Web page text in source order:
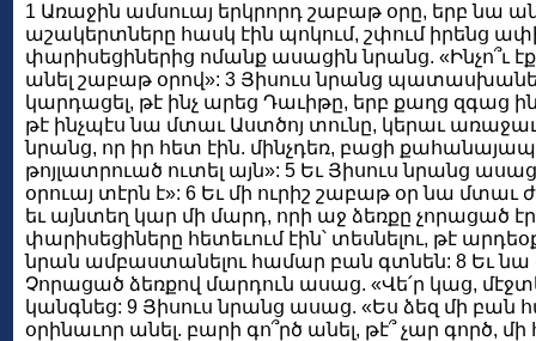
1 Առաջին ամսուայ երկրորդ շաբաթ օրը, երբ նա
աշակերտները հասկ էին պոկում, շփում իրենց ափի
փարիսեցիներից ոմանք ասացին նրանց. «Ինչո՞ւ էք
անել շաբաթ օրով»: 3 Յիսուս նրանց
կարդացել, թէ ինչ արեց Դաւիթը, երբ քաղց զգաց
թէ ինչպէս նա մտաւ Աստծոյ տունը, կերաւ
նրանց, որ իր հետ էին. մինչդեռ, բացի
թոյլատրուած ուտել այն»: 5 Եւ Յիսուս նրանց
օրուայ տէրն է»: 6 Եւ մի ուրիշ շաբաթ օր նա մտաւ
եւ այնտեղ կար մի մարդ, որի աջ ձեռքը չորացած
փարիսեցիները հետեւում էին՝ տեսնելու, թէ
նրան ամբաստանելու համար բան գտնեն: 8 Եւ նա
Չորացած ձեռքով մարդուն ասաց. «Վե՛ր կաց,
կանգնեց: 9 Յիսուս նրանց ասաց. «Ես ձեզ մի բան
օրինաւոր անել. բարի գո՞րծ անել, թէ՞ չար գործ,